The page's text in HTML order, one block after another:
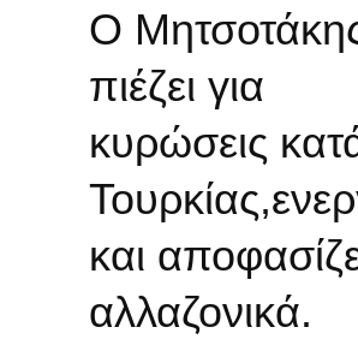
Ο
πιέζει για
κυρώσεις
και
αλλαζονικά.